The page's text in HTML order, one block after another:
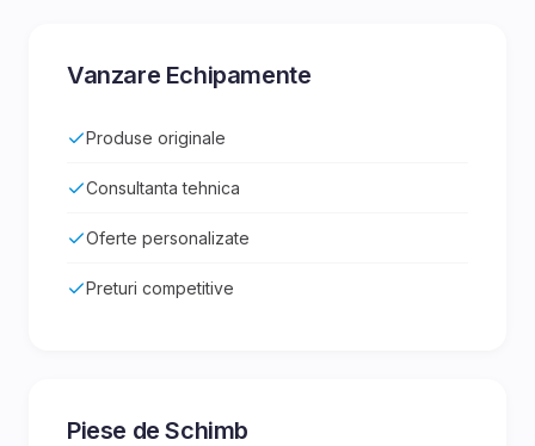
Vanzare Echipamente
Produse originale
Consultanta tehnica
Oferte personalizate
Preturi competitive
Piese de Schimb